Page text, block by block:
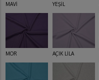
MAVİ YEŞİL
MOR AÇIK LİLA